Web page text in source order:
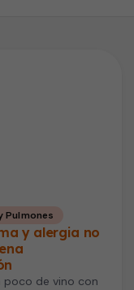
Pulmones
y alergia no
poco de vino con